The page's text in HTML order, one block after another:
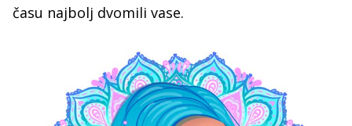
času najbolj dvomili vase.